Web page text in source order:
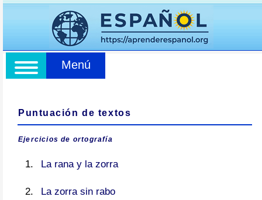
Menú
Puntuación de textos
Ejercicios de ortografía
La rana y la zorra
La zorra sin rabo